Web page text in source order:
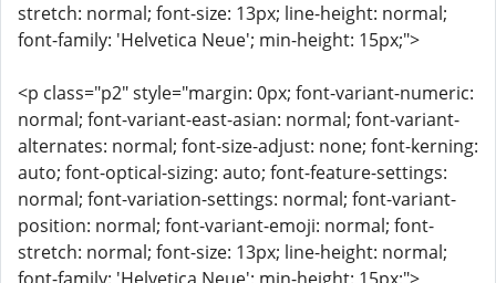
stretch: normal; font-size: 13px; line-height: normal;
font-family: 'Helvetica Neue'; min-height: 15px;">
<p class="p2" style="margin: 0px; font-variant-numeric:
normal; font-variant-east-asian: normal; font-variant-
alternates: normal; font-size-adjust: none; font-kerning:
auto; font-optical-sizing: auto; font-feature-settings:
normal; font-variation-settings: normal; font-variant-
position: normal; font-variant-emoji: normal; font-
stretch: normal; font-size: 13px; line-height: normal;